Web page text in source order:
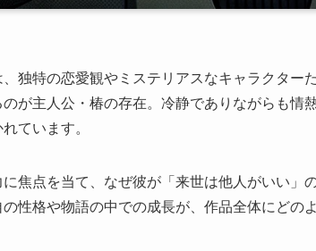
、独特の恋愛観やミステリアスなキャラクター
が主人公・椿の存在。冷静でありながらも情
ています。
焦点を当て、なぜ彼が「来世は他人がいい」
性格や物語の中での成長が、作品全体にどの